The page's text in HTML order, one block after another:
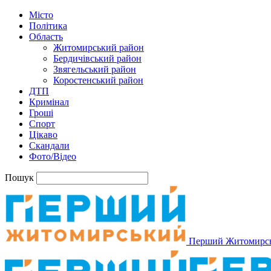
Місто
Політика
Область
Житомирський район
Бердичівський район
Звягельський район
Коростенський район
ДТП
Кримінал
Гроші
Спорт
Цікаво
Скандали
Фото/Відео
Пошук
Перший